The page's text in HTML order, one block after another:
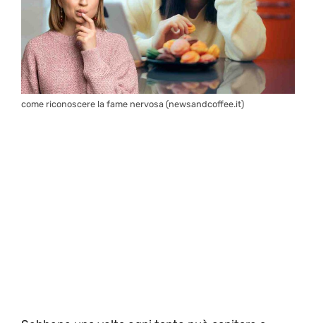
come riconoscere la fame nervosa (newsandcoffee.it)